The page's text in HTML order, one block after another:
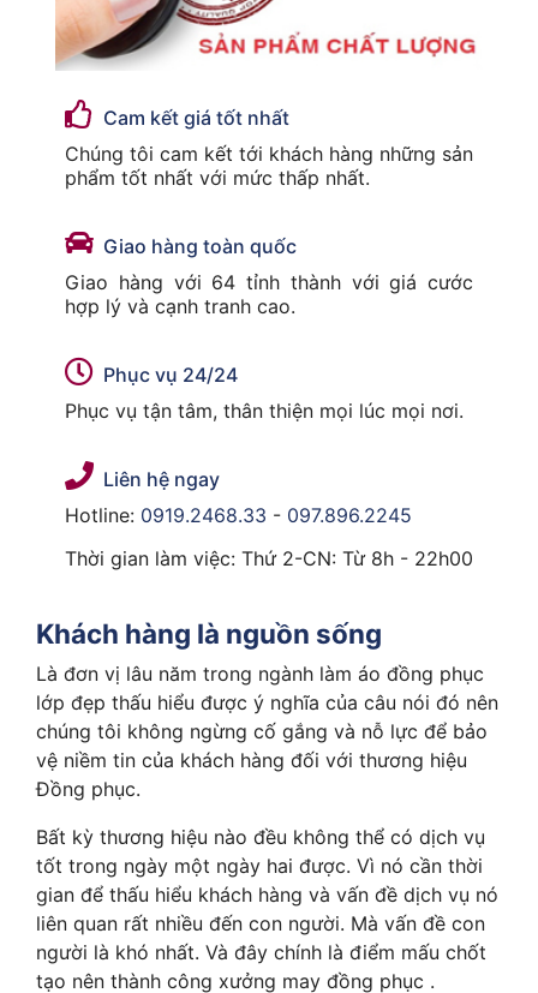
Cam kết giá tốt nhất
Chúng tôi cam kết tới khách hàng những sản
phẩm tốt nhất với mức thấp nhất.
Giao hàng toàn quốc
Giao hàng với 64 tỉnh thành với giá cước
hợp lý và cạnh tranh cao.
Phục vụ 24/24
Phục vụ tận tâm, thân thiện mọi lúc mọi nơi.
Liên hệ ngay
Hotline: 0919.2468.33 - 097.896.2245
Thời gian làm việc: Thứ 2-CN: Từ 8h - 22h00
Khách hàng là nguồn sống
Là đơn vị lâu năm trong ngành làm áo đồng phục
lớp đẹp thấu hiểu được ý nghĩa của câu nói đó nên
chúng tôi không ngừng cố gắng và nỗ lực để bảo
vệ niềm tin của khách hàng đối với thương hiệu
Đồng phục.
Bất kỳ thương hiệu nào đều không thể có dịch vụ
tốt trong ngày một ngày hai được. Vì nó cần thời
gian để thấu hiểu khách hàng và vấn đề dịch vụ nó
liên quan rất nhiều đến con người. Mà vấn đề con
người là khó nhất. Và đây chính là điểm mấu chốt
tạo nên thành công xưởng may đồng phục .